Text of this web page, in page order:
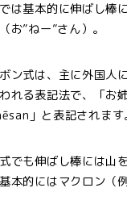
は基本的に伸ばし棒
お”ねー”さん）。
ン式は、主に外国人
れる表記法で、「お
」と表記されます
でも伸ばし棒には山
本的にはマクロン（